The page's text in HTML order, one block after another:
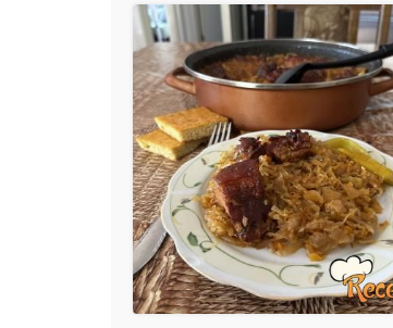
šnicle u natur sosu